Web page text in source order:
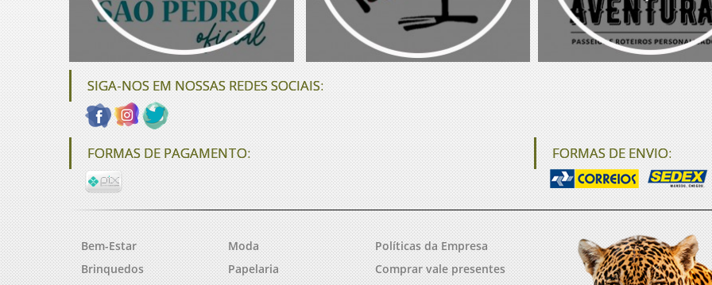
SIGA-NOS EM NOSSAS REDES SOCIAIS:
FORMAS DE PAGAMENTO: FORMAS DE ENVIO:
Bem-Estar
Brinquedos
Moda
Papelaria
Políticas da Empresa
Comprar vale presentes